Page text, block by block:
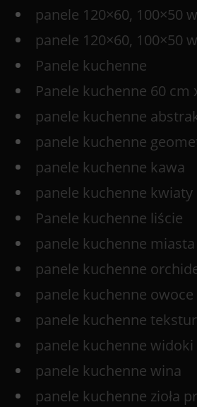
panele 120×60, 100×50
panele 120×60, 100×50
Panele kuchenne
Panele kuchenne 60 cm
panele kuchenne
panele kuchenne
panele kuchenne kawa
panele kuchenne kwiaty
Panele kuchenne liście
panele kuchenne miasta
panele kuchenne
panele kuchenne owoce
panele kuchenne
panele kuchenne widoki
panele kuchenne wina
panele kuchenne zioła